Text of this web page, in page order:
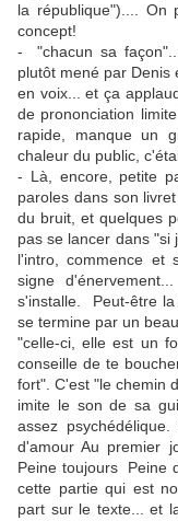
la république").... On
concept!
- "chacun sa
plutôt mené par Denis
en voix... et ça
de prononciation
rapide, manque un
chaleur du public,
- Là, encore, petite
paroles dans son
du bruit, et quelques
pas se lancer dans
l'intro, commence et
signe
s'installe. Peut-être
se termine par un
"celle-ci, elle est un
conseille de te
fort". C'est "le chemin
imite le son de sa
assez
d'amour Au premier
Peine toujours Peine
cette partie qui est
part sur le texte... et